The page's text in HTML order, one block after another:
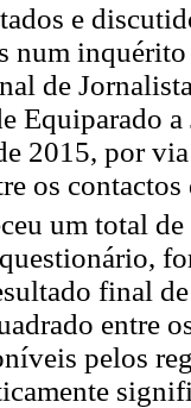
e
num
de
Equiparado
2015, por
os
um total de
final
entre
pelos